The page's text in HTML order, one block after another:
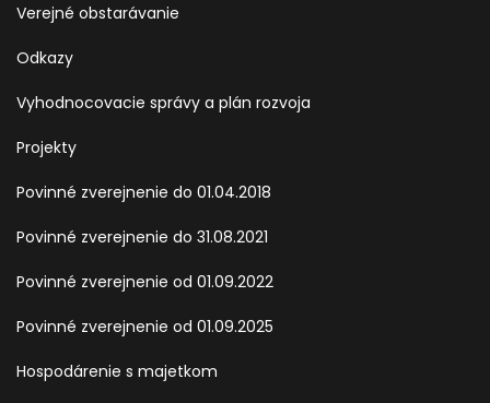
Verejné obstarávanie
Odkazy
Vyhodnocovacie správy a plán rozvoja
Projekty
Povinné zverejnenie do 01.04.2018
Povinné zverejnenie do 31.08.2021
Povinné zverejnenie od 01.09.2022
Povinné zverejnenie od 01.09.2025
Hospodárenie s majetkom